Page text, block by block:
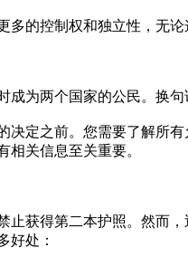
多的控制权和独立性，无
成为两个国家的公民。换
决定之前。您需要了解所
相关信息至关重要。
止获得第二本护照。然而
好处：